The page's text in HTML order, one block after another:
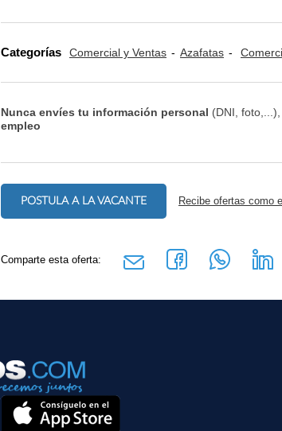
Categorías Comercial y Ventas Azafatas
Nunca envíes tu información personal (DNI,
empleo
POSTULA A LA VACANTE Recibe ofertas como
Comparte esta oferta: